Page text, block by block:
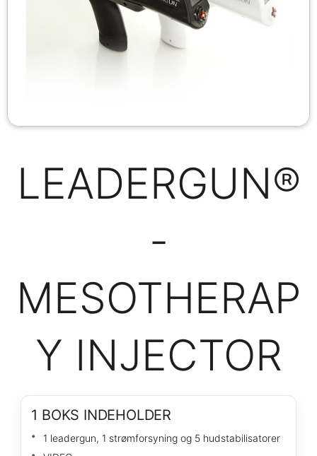
LEADERGUN®
-
MESOTHERAP
Y INJECTOR
1 BOKS INDEHOLDER
1 leadergun, 1 strømforsyning og 5 hudstabilisatorer